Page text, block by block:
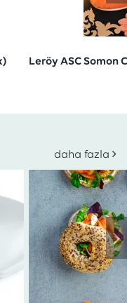
Leröy ASC Somon
daha fazla